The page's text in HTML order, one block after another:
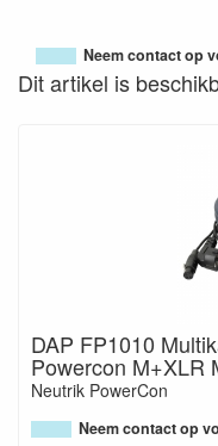
Neem contact op
Dit artikel is
DAP FP1010
Powercon M+XLR
Neutrik PowerCon
Neem contact op